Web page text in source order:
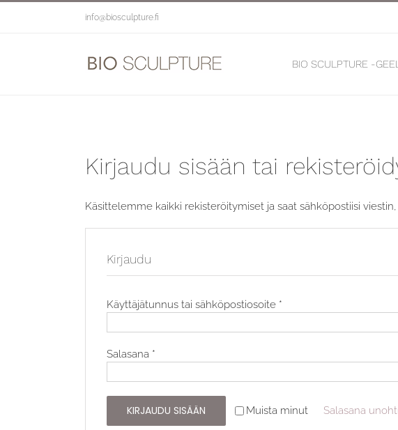
info@biosculpture.fi
BIO SCULPTURE -
Kirjaudu sisään tai
Käsittelemme kaikki rekisteröitymiset ja saat sähköpostiisi
Kirjaudu
Käyttäjätunnus tai sähköpostiosoite *
Salasana *
Muista minut
KIRJAUDU SISÄÄN Salasana